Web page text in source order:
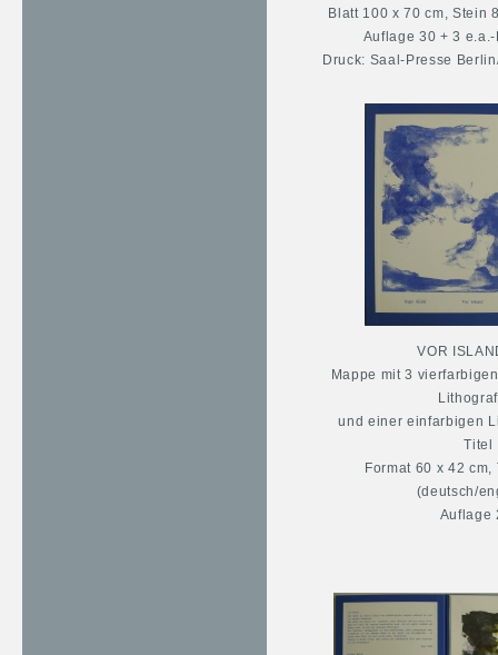
Blatt 100 x 70 cm, Stein
Auflage 30 + 3
Druck: Saal-Presse
VOR
Mappe mit 3
und einer einfarbigen
Titel
Format 60 x 42
(deutsch/
Auflage